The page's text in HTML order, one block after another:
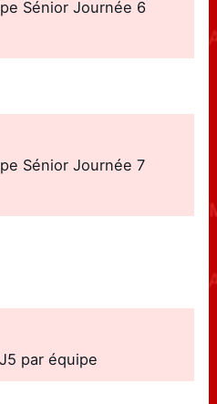
Sénior Journée 6
Sénior Journée 7
par équipe